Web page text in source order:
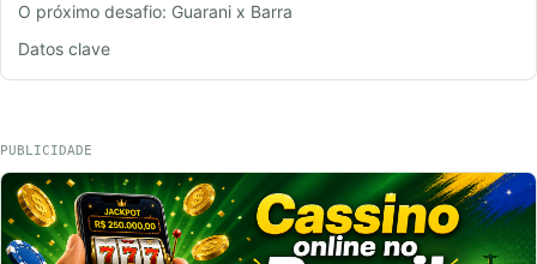
O próximo desafio: Guarani x Barra
Datos clave
PUBLICIDADE